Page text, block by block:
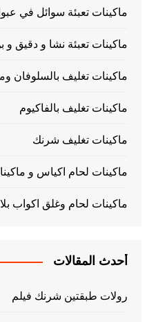
ماكينات تعبئة سوائل في
ماكينات تعبئة نشا و دقيق و
ماكينات تغليف بالسلوفان
ماكينات تغليف بالفاكيوم
ماكينات تغليف شرنك
ماكينات لحام اكياس و
ماكينات لحام وغلق اكواب
أحدث المقالات
رولات طبقتين شرنك فيلم